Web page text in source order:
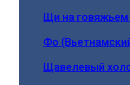
Щи на говяжьем
Фо
Щавелевый